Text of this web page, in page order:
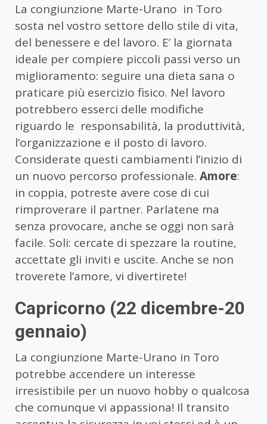
La congiunzione Marte-Urano in Toro
sosta nel vostro settore dello stile di vita,
del benessere e del lavoro. E’ la giornata
ideale per compiere piccoli passi verso un
miglioramento: seguire una dieta sana o
praticare più esercizio fisico. Nel lavoro
potrebbero esserci delle modifiche
riguardo le responsabilità, la produttività,
l’organizzazione e il posto di lavoro.
Considerate questi cambiamenti l’inizio di
un nuovo percorso professionale. Amore:
in coppia, potreste avere cose di cui
rimproverare il partner. Parlatene ma
senza provocare, anche se oggi non sarà
facile. Soli: cercate di spezzare la routine,
accettate gli inviti e uscite. Anche se non
troverete l’amore, vi divertirete!
Capricorno (22 dicembre-20
gennaio)
La congiunzione Marte-Urano in Toro
potrebbe accendere un interesse
irresistibile per un nuovo hobby o qualcosa
che comunque vi appassiona! Il transito